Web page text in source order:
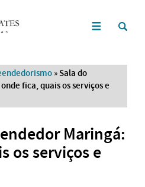
» Sala do
fica, quais os serviços e
Maringá:
os serviços e